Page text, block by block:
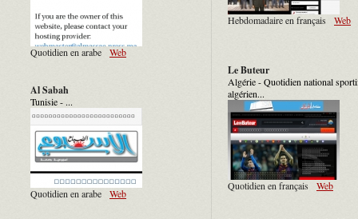
Quotidien en arabe Web
Al Sabah
Tunisie - ...
Quotidien en arabe Web
Hebdomadaire en français Web
Le Buteur
Algérie - Quotidien national
algérien...
Quotidien en français Web